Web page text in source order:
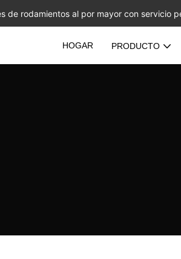
de rodamientos al por mayor con servicio
HOGAR PRODUCTO